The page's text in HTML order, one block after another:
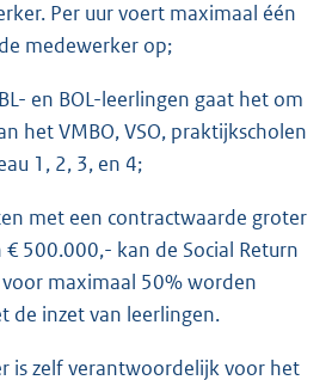
Per uur voert maximaal één
medewerker op;
en BOL-leerlingen gaat het om
het VMBO, VSO, praktijkscholen
1, 2, 3, en 4;
met een contractwaarde groter
500.000,- kan de Social Return
maximaal 50% worden
de inzet van leerlingen.
is zelf verantwoordelijk voor het